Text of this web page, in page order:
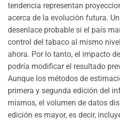
tendencia representan
acerca de la evolución futura.
desenlace probable si el país
control del tabaco al mismo
ahora. Por lo tanto, el impacto
podría modificar el resultado
Aunque los métodos de
primera y segunda edición del
mismos, el volumen de datos
edición es mayor, es decir,